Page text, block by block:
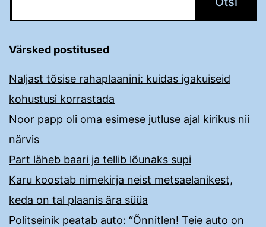
Värsked postitused
Naljast tõsise rahaplaanini: kuidas igakuiseid
kohustusi korrastada
Noor papp oli oma esimese jutluse ajal kirikus nii
närvis
Part läheb baari ja tellib lõunaks supi
Karu koostab nimekirja neist metsaelanikest,
keda on tal plaanis ära süüa
Politseinik peatab auto: “Õnnitlen! Teie auto on